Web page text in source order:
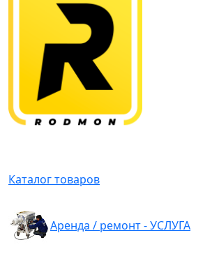
Каталог товаров
Аренда / ремонт - УСЛУГА